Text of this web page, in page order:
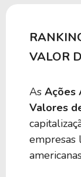
NXPI
TCEHY
VALOR
As Ações
Valores
empresas